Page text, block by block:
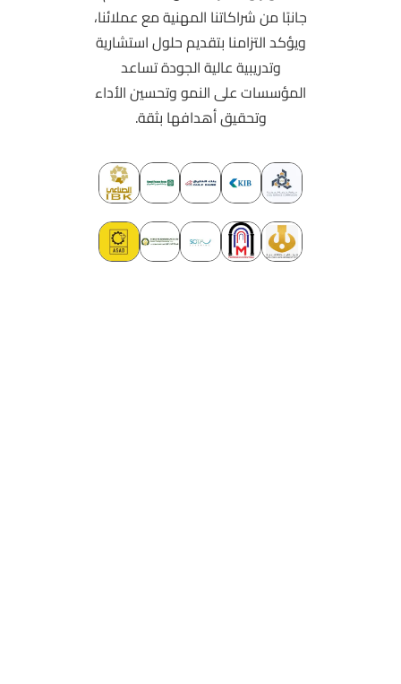
جانبًا من شراكاتنا المهنية مع عملائنا،
ويؤكد التزامنا بتقديم حلول استشارية
وتدريبية عالية الجودة تساعد
المؤسسات على النمو وتحسين الأداء
وتحقيق أهدافها بثقة.